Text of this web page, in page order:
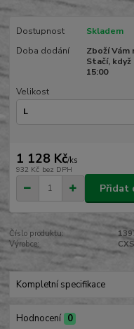
Dostupnost
Skladem
Doba dodání
Zboží Vám
Stačí,
15:00
Velikost
1 128 Kč/ks
932 Kč bez DPH
Přidat
Číslo produktu:
Výrobce:
CXS
Kompletní specifikace
Hodnocení 0